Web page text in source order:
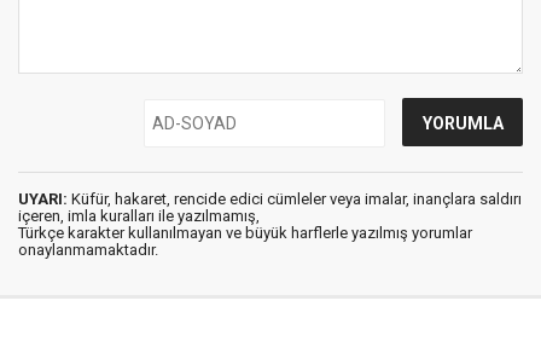
UYARI: Küfür, hakaret, rencide edici cümleler veya imalar, inançlara saldırı
içeren, imla kuralları ile yazılmamış,
Türkçe karakter kullanılmayan ve büyük harflerle yazılmış yorumlar
onaylanmamaktadır.